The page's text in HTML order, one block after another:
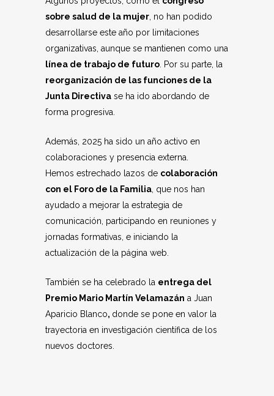
sobre salud de la mujer , no han podido
desarrollarse este año por limitaciones
organizativas, aunque se mantienen como una
línea de trabajo de futuro . Por su parte, la
reorganización de las funciones de la
Junta Directiva se ha ido abordando de
forma progresiva.
Además, 2025 ha sido un año activo en
colaboraciones y presencia externa.
Hemos estrechado lazos de colaboración
con el Foro de la Familia , que nos han
ayudado a mejorar la estrategia de
comunicación, participando en reuniones y
jornadas formativas, e iniciando la
actualización de la página web.
También se ha celebrado la entrega del
Premio Mario Martín Velamazán a Juan
Aparicio Blanco, donde se pone en valor la
trayectoria en investigación científica de los
nuevos doctores.